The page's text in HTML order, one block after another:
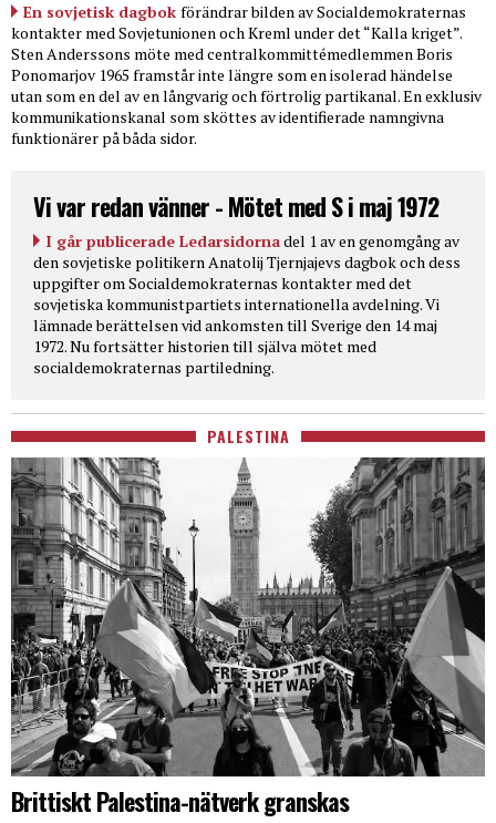
En sovjetisk dagbok förändrar bilden av Socialdemokraternas
kontakter med Sovjetunionen och Kreml under det “Kalla kriget”.
Sten Anderssons möte med centralkommittémedlemmen Boris
Ponomarjov 1965 framstår inte längre som en isolerad händelse
utan som en del av en långvarig och förtrolig partikanal. En exklusiv
kommunikationskanal som sköttes av identifierade namngivna
funktionärer på båda sidor.
Vi var redan vänner - Mötet med S i maj 1972
I går publicerade Ledarsidornadel 1 av en genomgång av
den sovjetiske politikern Anatolij Tjernjajevs dagbok och dess
uppgifter om Socialdemokraternas kontakter med det
sovjetiska kommunistpartiets internationella avdelning. Vi
lämnade berättelsen vid ankomsten till Sverige den 14 maj
1972. Nu fortsätter historien till själva mötet med
socialdemokraternas partiledning.
PALESTINA
Brittiskt Palestina-nätverk granskas